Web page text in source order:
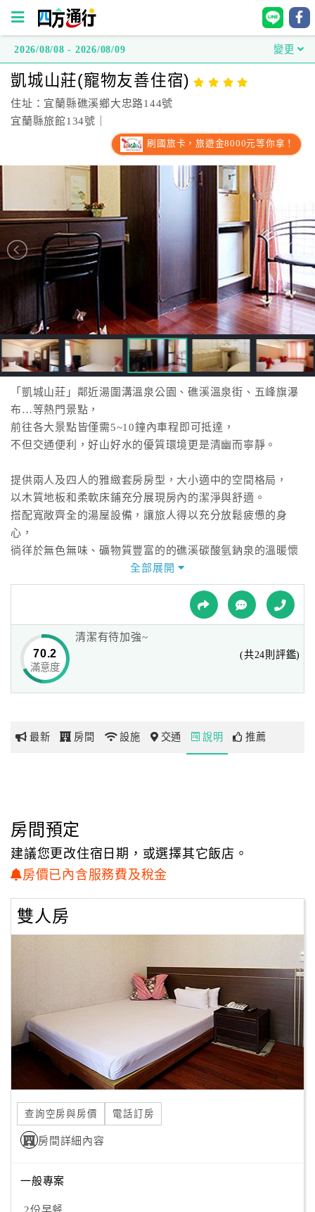
方
通
行
灣
房
直
跟
飯
店
訂
房
HOT
色
民
宿
球
網
玩
地
圖
顧
務
意
度
訂
單
管
理
員
2026/08/08 - 2026/08/09 變更
凱城山莊(寵物友善住宿)
住址：宜蘭縣礁溪鄉大忠路144號
宜蘭縣旅館134號｜
刷國旅卡，旅遊金8000元等你拿！
「凱城山莊」鄰近湯圍溝溫泉公園、礁溪溫泉街、五峰旗瀑
布…等熱門景點，
前往各大景點皆僅需5~10鐘內車程即可抵達，
不但交通便利，好山好水的優質環境更是清幽而寧靜。
提供兩人及四人的雅緻套房房型，大小適中的空間格局，
以木質地板和柔軟床鋪充分展現房內的潔淨與舒適。
搭配寬敞齊全的湯屋設備，讓旅人得以充分放鬆疲憊的身
心，
徜徉於無色無味、礦物質豐富的的礁溪碳酸氫鈉泉的溫暖懷
全部展開
70.2
滿意度
清潔有待加強~
(共24則評鑑)
最新 房間 設施 交通 說明 推薦
房間預定
建議您更改住宿日期，或選擇其它飯店。
房價已內含服務費及稅金
雙人房
查詢空房與房價 電話訂房
房間詳細內容
一般專案